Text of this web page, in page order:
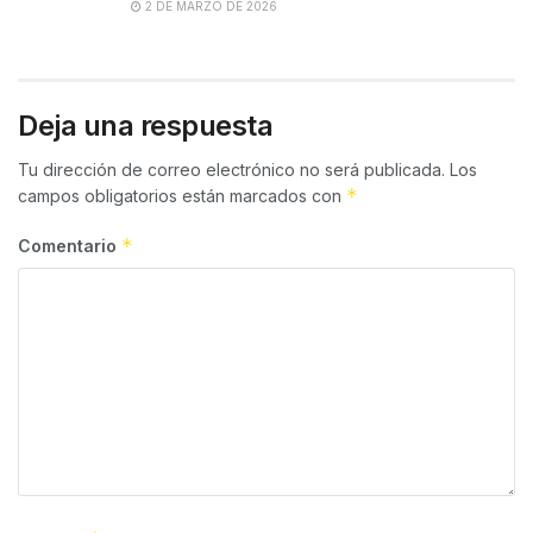
2 DE MARZO DE 2026
Deja una respuesta
Tu dirección de correo electrónico no será publicada. Los
campos obligatorios están marcados con *
Comentario *